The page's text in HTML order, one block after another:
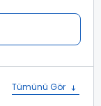
Tümünü Gör